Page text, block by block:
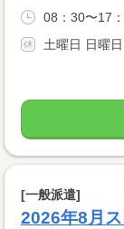
08：30〜17
土曜日 日曜
[一般派遣]
2026年8月